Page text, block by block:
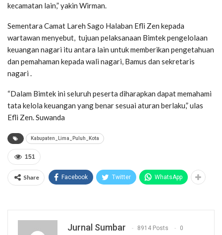
kecamatan lain,” yakin Wirman.
Sementara Camat Lareh Sago Halaban Efli Zen kepada
wartawan menyebut, tujuan pelaksanaan Bimtek pengelolaan
keuangan nagari itu antara lain untuk memberikan pengetahuan
dan pemahaman kepada wali nagari, Bamus dan sekretaris
nagari .
“Dalam Bimtek ini seluruh peserta diharapkan dapat memahami
tata kelola keuangan yang benar sesuai aturan berlaku,” ulas
Efli Zen. Suwanda
Kabupaten_Lima_Puluh_Kota
151
Share Facebook Twitter WhatsApp
Jurnal Sumbar 8914 Posts 0